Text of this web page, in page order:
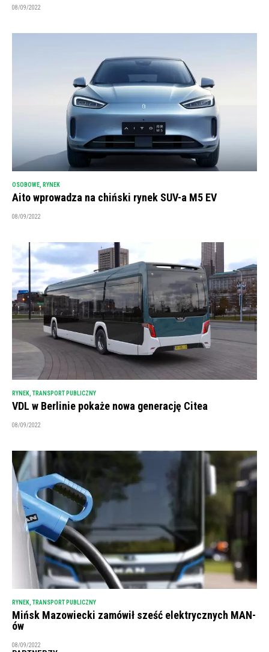
08/09/2022
OSOBOWE RYNEK
Aito wprowadza na chiński rynek SUV-a M5 EV
08/09/2022
RYNEK TRANSPORT PUBLICZNY
VDL w Berlinie pokaże nowa generację Citea
08/09/2022
RYNEK TRANSPORT PUBLICZNY
Mińsk Mazowiecki zamówił sześć elektrycznych MAN-
ów
08/09/2022